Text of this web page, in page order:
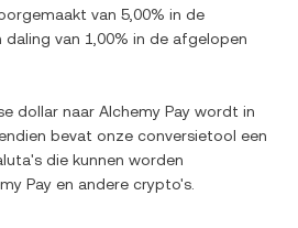
van 5,00% in de
daling van 1,00% in de afgelopen
dollar naar Alchemy Pay wordt in
bevat onze conversietool een
die kunnen worden
Pay en andere crypto's.